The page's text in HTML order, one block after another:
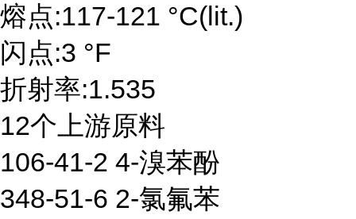
熔点:117-121 °C(lit.)
闪点:3 °F
折射率:1.535
12个上游原料
106-41-2 4-溴苯酚
348-51-6 2-氯氟苯